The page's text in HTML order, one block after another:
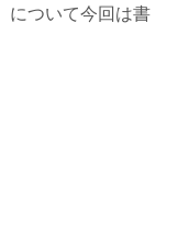
について今回は書